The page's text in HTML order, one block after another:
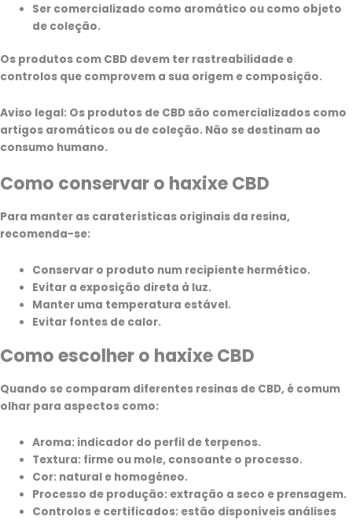
Ser comercializado como aromático ou como objeto
de coleção.
Os produtos com CBD devem ter rastreabilidade e
controlos que comprovem a sua origem e composição.
Aviso legal: Os produtos de CBD são comercializados como
artigos aromáticos ou de coleção. Não se destinam ao
consumo humano.
Como conservar o haxixe CBD
Para manter as caraterísticas originais da resina,
recomenda-se:
Conservar o produto num recipiente hermético.
Evitar a exposição direta à luz.
Manter uma temperatura estável.
Evitar fontes de calor.
Como escolher o haxixe CBD
Quando se comparam diferentes resinas de CBD, é comum
olhar para aspectos como:
Aroma: indicador do perfil de terpenos.
Textura: firme ou mole, consoante o processo.
Cor: natural e homogéneo.
Processo de produção: extração a seco e prensagem.
Controlos e certificados: estão disponíveis análises